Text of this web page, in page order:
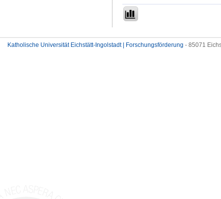
Katholische Universität Eichstätt-Ingolstadt | Forschungsförderung - 85071